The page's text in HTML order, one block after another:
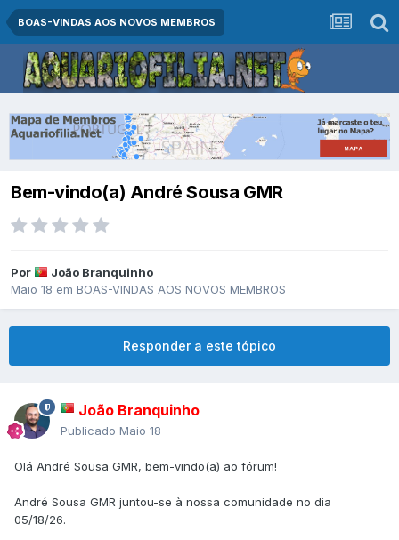
BOAS-VINDAS AOS NOVOS MEMBROS
Bem-vindo(a) André Sousa GMR
Por
João Branquinho
Maio 18 em BOAS-VINDAS AOS NOVOS MEMBROS
Responder a este tópico
João Branquinho
Publicado Maio 18
Olá André Sousa GMR, bem-vindo(a) ao fórum!
André Sousa GMR juntou-se à nossa comunidade no dia
05/18/26.